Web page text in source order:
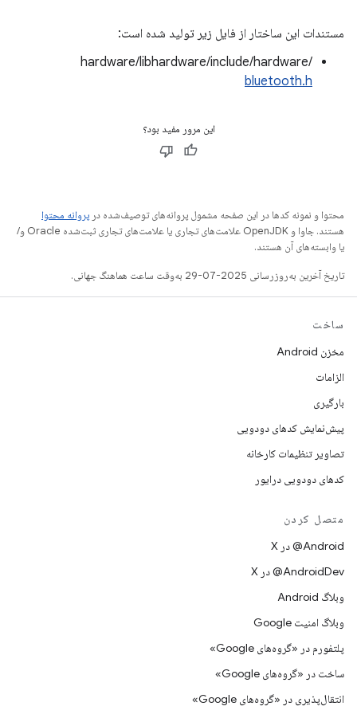
مستندات این ساختار از فایل زیر تولید شده است:
hardware/libhardware/include/hardware/
bluetooth.h
این مرور مفید بود؟
محتوا و نمونه کدها در این صفحه مشمول پروانه‌های توصیف‌شده در پروانه محتوا
هستند. جاوا و OpenJDK علامت‌های تجاری یا علامت‌های تجاری ثبت‌شده Oracle و/
یا وابسته‌های آن هستند.
تاریخ آخرین به‌روزرسانی 2025-07-29 به‌وقت ساعت هماهنگ جهانی.
ساخت
مخزن Android
الزامات
بارگیری
پیش‌نمایش کدهای دودویی
تصاویر تنظیمات کارخانه
کدهای دودویی درایور
متصل کردن
‫‎@Android در X
‫‎@AndroidDev در X
وبلاگ Android
وبلاگ امنیت Google
پلتفورم در «گروه‌های Google»
ساخت در «گروه‌های Google»
انتقال‌پذیری در «گروه‌های Google»